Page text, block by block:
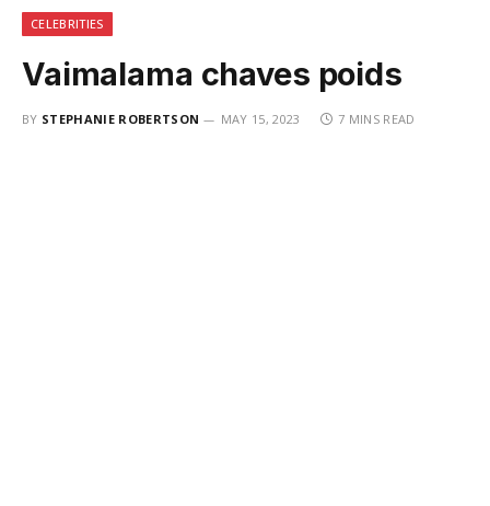
CELEBRITIES
Vaimalama chaves poids
BY STEPHANIE ROBERTSON MAY 15, 2023 7 MINS READ